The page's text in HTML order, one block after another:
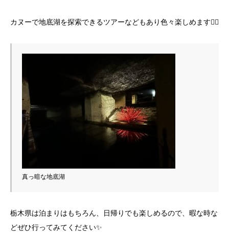
カヌーで地底湖を探索できるツアーなどもあり色々楽しめます🚣‍♀️
真っ暗な地底湖
栃木県は泊まりはもちろん、日帰りでも楽しめるので、暇な時な
どぜひ行ってみてください✨